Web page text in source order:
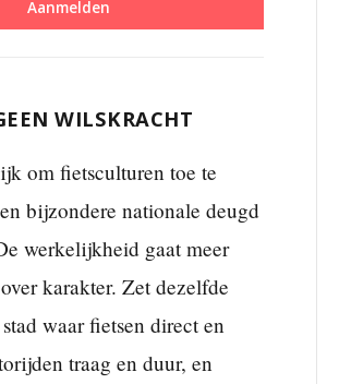
Aanmelden
WILSKRACHT
om fietsculturen toe te
bijzondere nationale deugd
werkelijkheid gaat meer
karakter. Zet dezelfde
waar fietsen direct en
traag en duur, en